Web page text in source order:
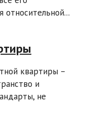
относительной...
квартиры –
и
не